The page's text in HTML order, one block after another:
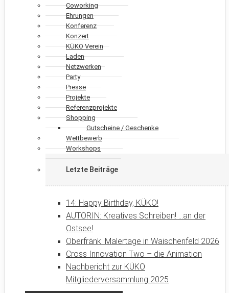
Coworking
Ehrungen
Konferenz
Konzert
KÜKO Verein
Laden
Netzwerken
Party
Presse
Projekte
Referenzprojekte
Shopping
Gutscheine / Geschenke
Wettbewerb
Workshops
Letzte Beiträge
14: Happy Birthday, KÜKO!
AUTORIN: Kreatives Schreiben! …an der
Ostsee!
Oberfränk. Malertage in Waischenfeld 2026
Cross Innovation Two – die Animation
Nachbericht zur KÜKO
Mitgliederversammlung 2025